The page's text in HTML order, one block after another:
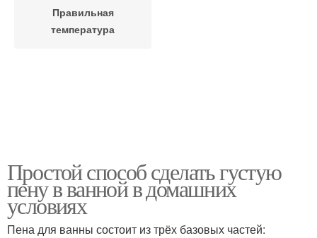
Правильная
температура
Простой способ сделать густую
пену в ванной в домашних
условиях
Пена для ванны состоит из трёх базовых частей: